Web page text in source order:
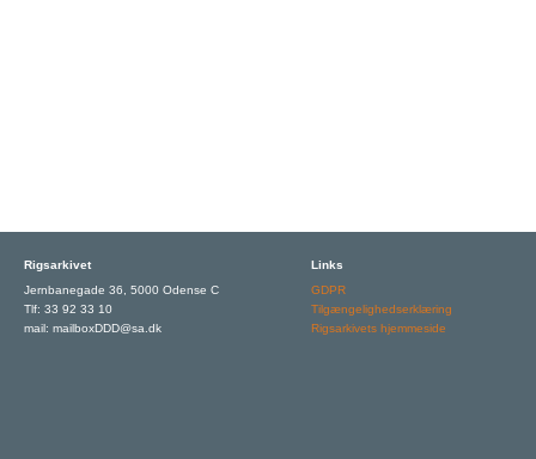
Rigsarkivet
Jernbanegade 36, 5000 Odense C
Tlf: 33 92 33 10
mail: mailboxDDD@sa.dk
Links
GDPR
Tilgængelighedserklæring
Rigsarkivets hjemmeside